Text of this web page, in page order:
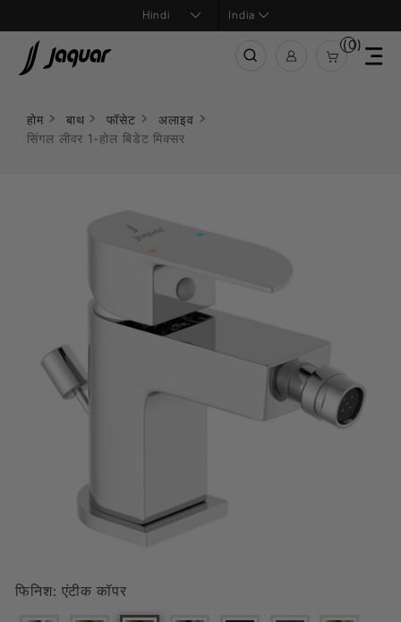
India
(0)
होम बाथ फॉसेट
अलाइव
सिंगल लीवर 1-होल बिडेट मिक्सर
फिनिश: एंटीक कॉपर